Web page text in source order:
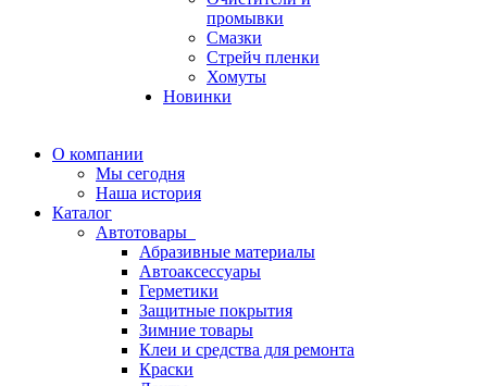
промывки
Смазки
Стрейч пленки
Хомуты
Новинки
О компании
Мы сегодня
Наша история
Каталог
Автотовары
Абразивные материалы
Автоаксессуары
Герметики
Защитные покрытия
Зимние товары
Клеи и средства для ремонта
Краски